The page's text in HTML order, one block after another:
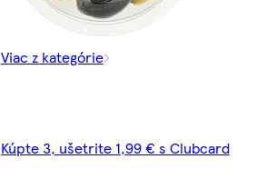
Viac z kategórie
Kúpte 3, ušetrite 1,99 € s Clubcard